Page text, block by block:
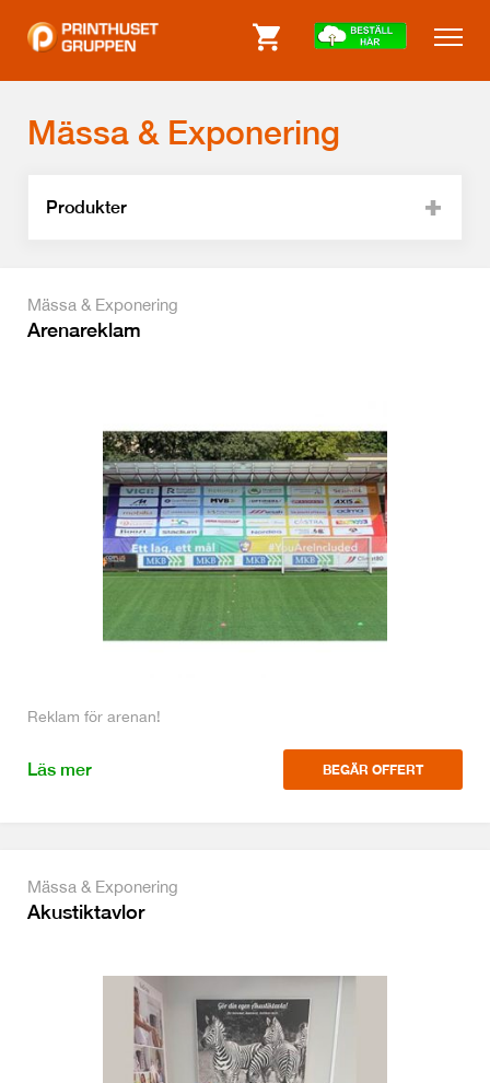
Mässa & Exponering
Produkter
Mässa & Exponering
Arenareklam
Reklam för arenan!
Läs mer BEGÄR OFFERT
Mässa & Exponering
Akustiktavlor